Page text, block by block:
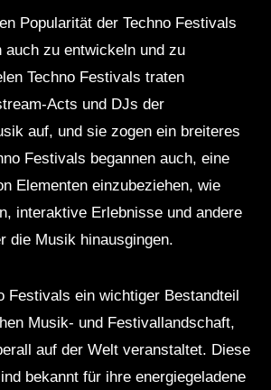
Popularität der Techno Festivals
auch zu entwickeln und zu
Techno Festivals traten
Acts und DJs der
auf, und sie zogen ein breiteres
Festivals begannen auch, eine
Elementen einzubeziehen, wie
interaktive Erlebnisse und andere
die Musik hinausgingen.
Festivals ein wichtiger Bestandteil
Musik- und Festivallandschaft,
auf der Welt veranstaltet. Diese
bekannt für ihre energiegeladene